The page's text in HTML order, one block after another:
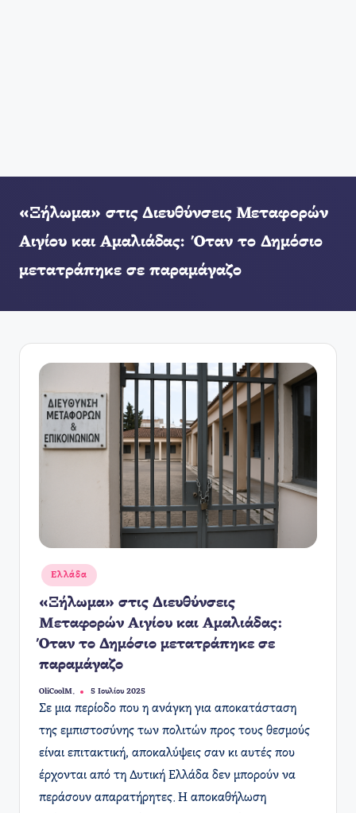
«Ξήλωμα» στις Διευθύνσεις Μεταφορών
Αιγίου και Αμαλιάδας: Όταν το Δημόσιο
μετατράπηκε σε παραμάγαζο
Αναρτήθηκε
σε
Ελλάδα
«Ξήλωμα» στις Διευθύνσεις
Μεταφορών Αιγίου και Αμαλιάδας:
Όταν το Δημόσιο μετατράπηκε σε
παραμάγαζο
Συγγραφέας:
OliCoolM. 5 Ιουλίου 2025
Σε μια περίοδο που η ανάγκη για αποκατάσταση
της εμπιστοσύνης των πολιτών προς τους θεσμούς
είναι επιτακτική, αποκαλύψεις σαν κι αυτές που
έρχονται από τη Δυτική Ελλάδα δεν μπορούν να
περάσουν απαρατήρητες. Η αποκαθήλωση